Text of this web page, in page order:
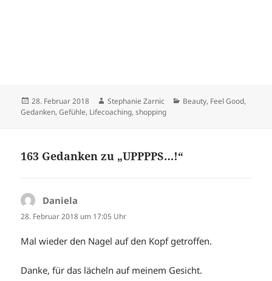
Veröffentlicht
am
28. Februar 2018 Autor
Stephanie Zarnic Kategorien
Beauty, Feel Good,
Gedanken,Gefühle, Lifecoaching,shopping
163 Gedanken zu „UPPPPS…!“
Daniela
28. Februar 2018 um 17:05 Uhr
Mal wieder den Nagel auf den Kopf getroffen.
Danke, für das lächeln auf meinem Gesicht.